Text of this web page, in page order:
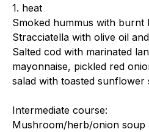
1. heat
Smoked hummus with burnt
Stracciatella with olive oil
Salted cod with marinated
mayonnaise, pickled red
salad with toasted sunflower
Intermediate course:
Mushroom/herb/onion soup